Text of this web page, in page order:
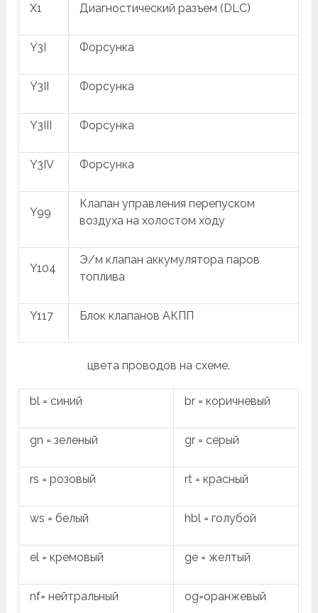
X1 Диагностический разъем (DLC)
Y3I Форсунка
Y3II Форсунка
Y3III Форсунка
Y3IV Форсунка
Y99
Клапан управления перепуском
воздуха на холостом ходу
Y104
Э/м клапан аккумулятора паров
топлива
Y117 Блок клапанов АКПП
цвета проводов на схеме.
bl = синий br = коричневый
gn = зеленый gr = серый
rs = розовый rt = красный
ws = белый hbl = голубой
el = кремовый ge = желтый
nf= нейтральный og=оранжевый